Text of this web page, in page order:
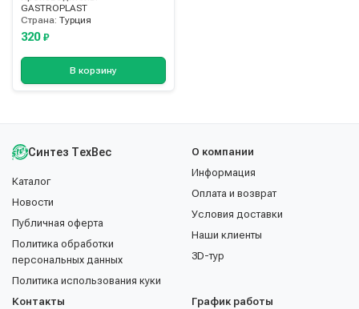
GASTROPLAST
Страна: Турция
320 ₽
В корзину
Синтез ТехВес
Каталог
Новости
Публичная оферта
Политика обработки
персональных данных
Политика использования куки
О компании
Информация
Оплата и возврат
Условия доставки
Наши клиенты
3D-тур
Контакты График работы